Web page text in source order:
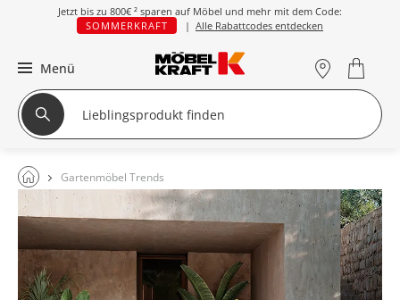
Jetzt bis zu 800€ ² sparen auf Möbel und mehr mit dem Code:
SOMMERKRAFT
| Alle Rabattcodes entdecken
Menü
Gartenmöbel Trends